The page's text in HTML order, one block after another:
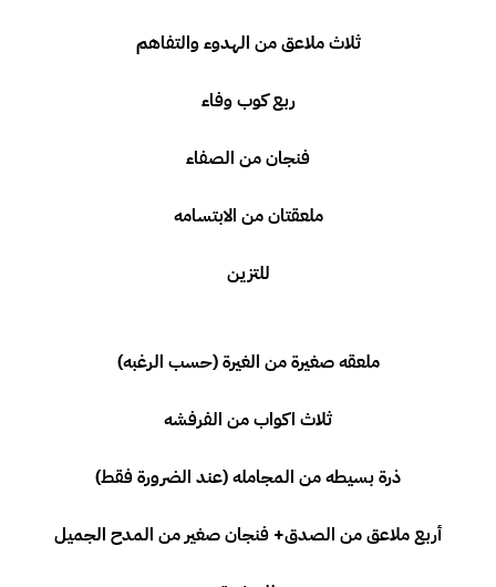
ثلاث ملاعق من الهدوء والتفاهم
ربع كوب وفاء
فنجان من الصفاء
ملعقتان من الابتسامه
للتزين
ملعقه صغيرة من الغيرة (حسب الرغبه)
ثلاث اكواب من الفرفشه
ذرة بسيطه من المجامله (عند الضرورة فقط)
أربع ملاعق من الصدق+ فنجان صغير من المدح الجميل